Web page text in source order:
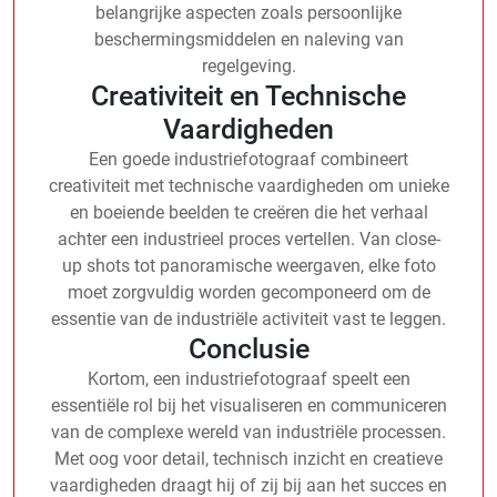
belangrijke aspecten zoals persoonlijke
beschermingsmiddelen en naleving van
regelgeving.
Creativiteit en Technische
Vaardigheden
Een goede industriefotograaf combineert
creativiteit met technische vaardigheden om unieke
en boeiende beelden te creëren die het verhaal
achter een industrieel proces vertellen. Van close-
up shots tot panoramische weergaven, elke foto
moet zorgvuldig worden gecomponeerd om de
essentie van de industriële activiteit vast te leggen.
Conclusie
Kortom, een industriefotograaf speelt een
essentiële rol bij het visualiseren en communiceren
van de complexe wereld van industriële processen.
Met oog voor detail, technisch inzicht en creatieve
vaardigheden draagt hij of zij bij aan het succes en